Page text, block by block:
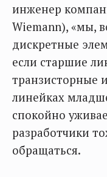
инженер
Wiemann), «мы,
дискретные
если старшие
транзисторные
линейках
спокойно
разработчики
обращаться.